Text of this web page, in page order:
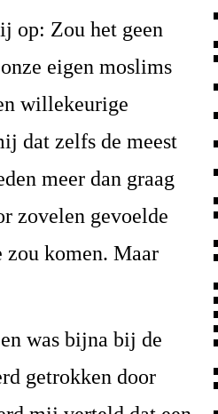
op: Zou het geen
eigen moslims
willekeurige
dat zelfs de meest
meer dan graag
zovelen gevoelde
zou komen. Maar
was bijna bij de
getrokken door